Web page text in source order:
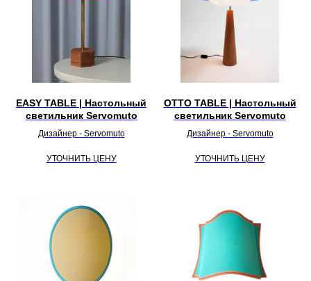
EASY TABLE | Настольный
светильник Servomuto
Дизайнер - Servomuto
УТОЧНИТЬ ЦЕНУ
OTTO TABLE | Настольный
светильник Servomuto
Дизайнер - Servomuto
УТОЧНИТЬ ЦЕНУ